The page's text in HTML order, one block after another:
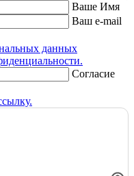
Ваше Имя
Ваш e-mail
данных
Согласие